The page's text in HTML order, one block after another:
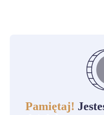
Pamiętaj!